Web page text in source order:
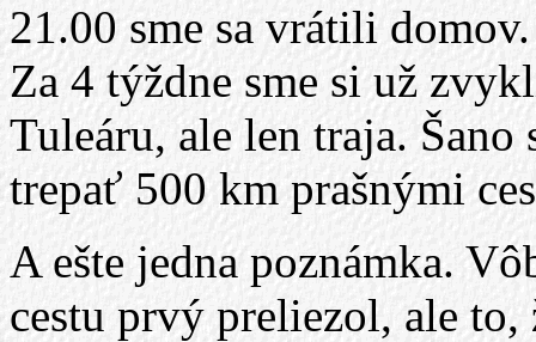
21.00 sme sa vrátili
Za 4 týždne sme si už
Tuleáru, ale len traja. Šano
trepať 500 km prašnými
A ešte jedna poznámka.
cestu prvý preliezol, ale